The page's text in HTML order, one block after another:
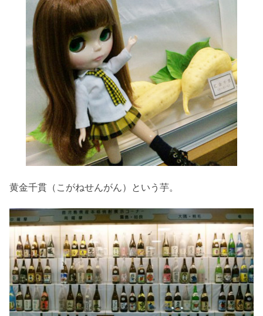
黄金千貫（こがねせんがん）という芋。